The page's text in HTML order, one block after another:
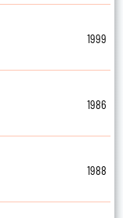
1999
1986
1988